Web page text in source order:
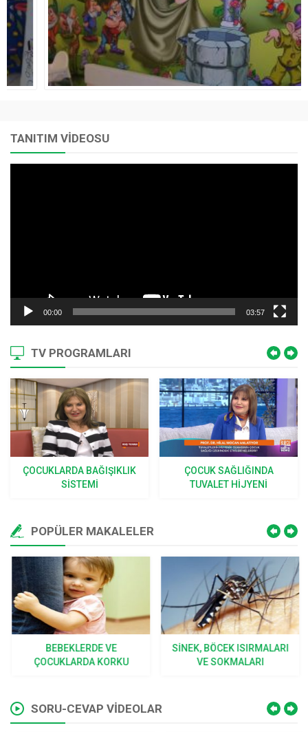
TANITIM VİDEOSU
00:00 03:57
TV PROGRAMLARI
ÇOCUKLARDA BAĞIŞIKLIK
SISTEMI
ÇOCUK SAĞLIĞINDA
TUVALET HIJYENI
POPÜLER MAKALELER
BEBEKLERDE VE
ÇOCUKLARDA KORKU
SINEK, BÖCEK ISIRMALARI
VE SOKMALARI
SORU-CEVAP VİDEOLAR